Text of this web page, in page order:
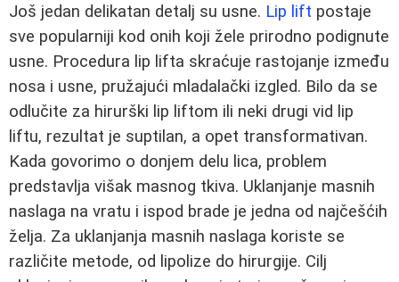
Još jedan delikatan detalj su usne. Lip lift postaje
sve popularniji kod onih koji žele prirodno podignute
usne. Procedura lip lifta skraćuje rastojanje između
nosa i usne, pružajući mladalački izgled. Bilo da se
odlučite za hirurški lip liftom ili neki drugi vid lip
liftu, rezultat je suptilan, a opet transformativan.
Kada govorimo o donjem delu lica, problem
predstavlja višak masnog tkiva. Uklanjanje masnih
naslaga na vratu i ispod brade je jedna od najčešćih
želja. Za uklanjanja masnih naslaga koriste se
različite metode, od lipolize do hirurgije. Cilj